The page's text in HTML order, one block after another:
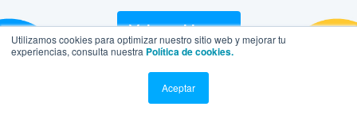
Utilizamos cookies para optimizar nuestro sitio web y mejorar tu
experiencias, consulta nuestra Política de cookies.
Aceptar
Volver al home